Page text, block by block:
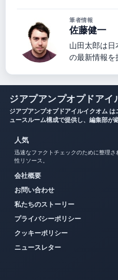
筆者情報
佐藤健一
山田太郎は
の最新情報を
ジアプアンプオプドアイ
ジアプアンプオプドアイルイクオム
ュースルーム構成で提供し、編集部が
人気
迅速なファクトチェックのために整理
性リソース。
会社概要
お問い合わせ
私たちのストーリー
プライバシーポリシー
クッキーポリシー
ニュースレター